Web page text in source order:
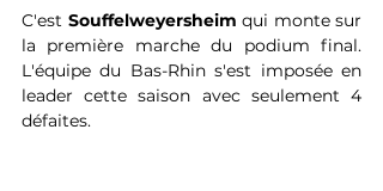
C'est Souffelweyersheim qui monte sur
la première marche du podium final.
L'équipe du Bas-Rhin s'est imposée en
leader cette saison avec seulement 4
défaites.